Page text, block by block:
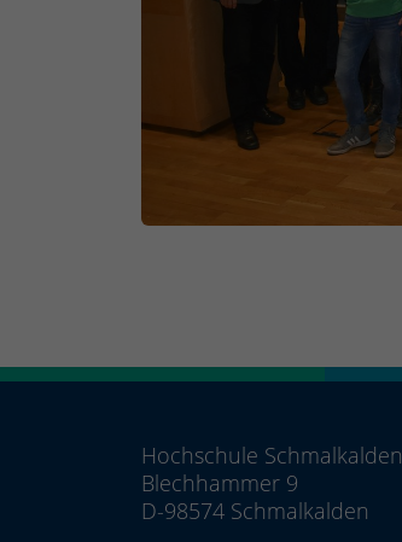
Hochschule Schmalkalden
Blechhammer 9
D-98574 Schmalkalden